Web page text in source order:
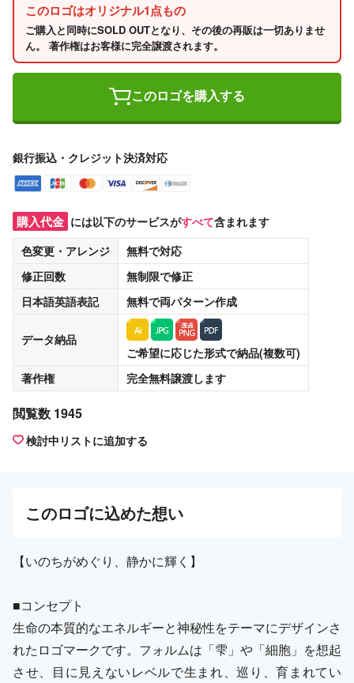
このロゴはオリジナル1点もの
ご購入と同時にSOLD OUTとなり、その後の再販は一切ありませ
ん。 著作権はお客様に完全譲渡されます。
このロゴを購入する
銀行振込・クレジット決済対応
購入代金 には以下のサービスがすべて含まれます
色変更・アレンジ
無料で対応
修正回数
無制限で修正
日本語英語表記
無料で両パターン作成
データ納品
ご希望に応じた形式で納品(複数可)
著作権
完全無料譲渡します
閲覧数 1945
検討中リストに追加する
このロゴに込めた想い
【いのちがめぐり、静かに輝く】
■コンセプト
生命の本質的なエネルギーと神秘性をテーマにデザインさ
れたロゴマークです。フォルムは「雫」や「細胞」を想起
させ、目に見えないレベルで生まれ、巡り、育まれてい